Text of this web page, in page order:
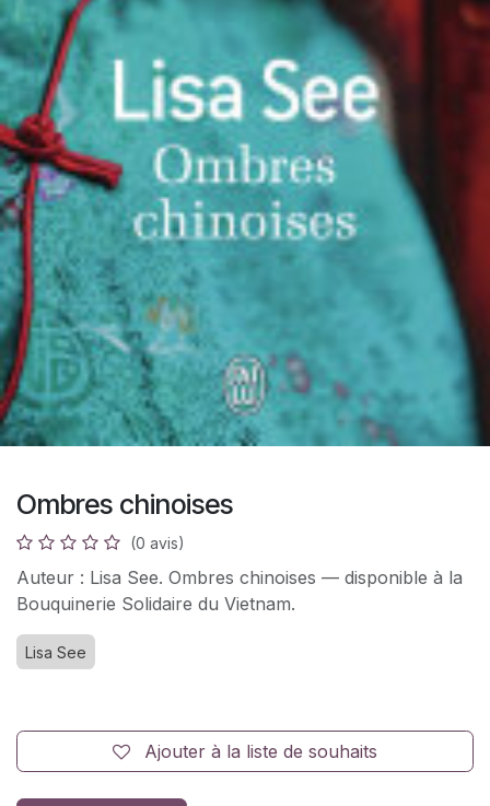
Ombres chinoises
(0 avis)
Auteur : Lisa See. Ombres chinoises — disponible à la
Bouquinerie Solidaire du Vietnam.
Lisa See
Ajouter à la liste de souhaits